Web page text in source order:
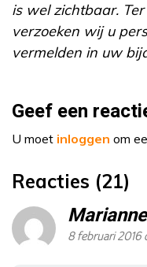
is wel zichtbaar.
verzoeken wij u
vermelden in uw
Geef een
U moet inloggen om
Reacties (21)
8 februari 2016